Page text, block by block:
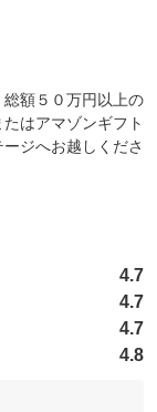
額５０万円以上の
はアマゾンギフト
ジへお越しくださ
4.7
4.7
4.7
4.8